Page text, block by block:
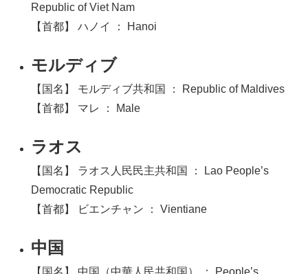
Republic of Viet Nam
【首都】 ハノイ ： Hanoi
モルディブ
【国名】 モルディブ共和国 ： Republic of Maldives
【首都】 マレ ： Male
ラオス
【国名】 ラオス人民民主共和国 ： Lao People’s
Democratic Republic
【首都】 ビエンチャン ： Vientiane
中国
【国名】 中国（中華人民共和国） ： People’s